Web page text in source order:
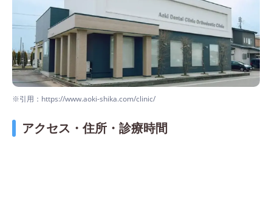
※引用：https://www.aoki-shika.com/clinic/
アクセス・住所・診療時間